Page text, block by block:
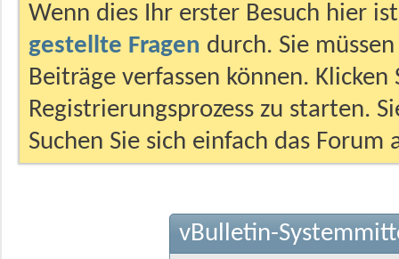
Wenn dies Ihr erster Besuch hier
gestellte Fragen durch. Sie
Beiträge verfassen können.
Registrierungsprozess zu starten.
Suchen Sie sich einfach das
vBulletin-